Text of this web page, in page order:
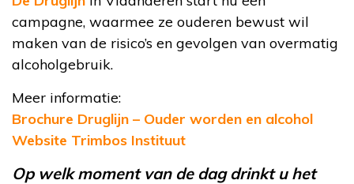
campagne, waarmee ze ouderen bewust wil
maken van de risico’s en gevolgen van overmatig
alcoholgebruik.
Meer informatie:
Brochure Druglijn – Ouder worden en alcohol
Website Trimbos Instituut
Op welk moment van de dag drinkt u het